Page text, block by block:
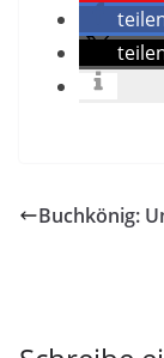
Buchkönig: